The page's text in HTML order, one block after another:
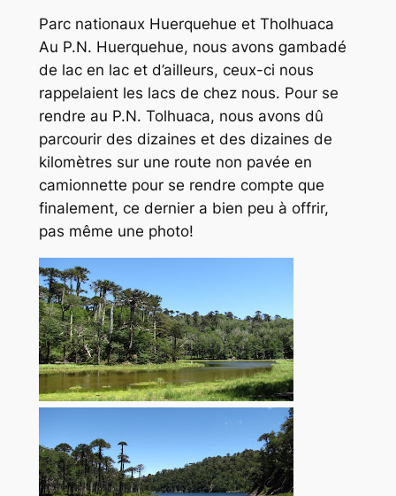
Parc nationaux Huerquehue et Tholhuaca
Au P.N. Huerquehue, nous avons gambadé
de lac en lac et d’ailleurs, ceux-ci nous
rappelaient les lacs de chez nous. Pour se
rendre au P.N. Tolhuaca, nous avons dû
parcourir des dizaines et des dizaines de
kilomètres sur une route non pavée en
camionnette pour se rendre compte que
finalement, ce dernier a bien peu à offrir,
pas même une photo!